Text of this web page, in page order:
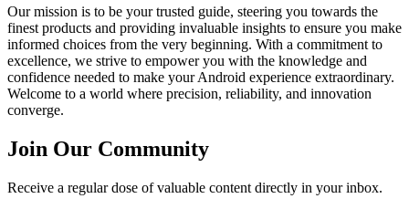
Our mission is to be your trusted guide, steering you towards the
finest products and providing invaluable insights to ensure you make
informed choices from the very beginning. With a commitment to
excellence, we strive to empower you with the knowledge and
confidence needed to make your Android experience extraordinary.
Welcome to a world where precision, reliability, and innovation
converge.
Join Our Community
Receive a regular dose of valuable content directly in your inbox.